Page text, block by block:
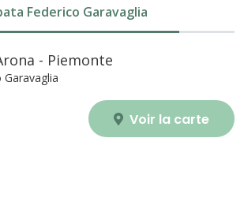
Federico Garavaglia
- Piemonte
Voir la carte